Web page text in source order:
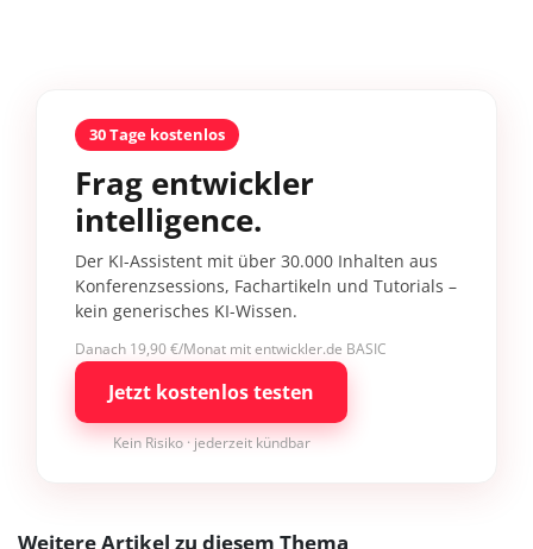
30 Tage kostenlos
Frag entwickler
intelligence.
Der KI-Assistent mit über 30.000 Inhalten aus
Konferenzsessions, Fachartikeln und Tutorials –
kein generisches KI-Wissen.
Danach 19,90 €/Monat mit entwickler.de BASIC
Jetzt kostenlos testen
Kein Risiko · jederzeit kündbar
Weitere Artikel zu diesem Thema